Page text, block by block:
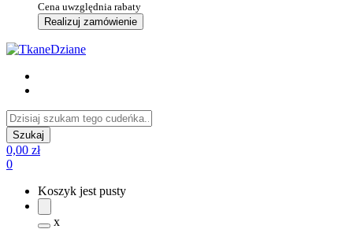
Cena uwzględnia rabaty
Realizuj zamówienie
0,00 zł
0
Koszyk jest pusty
x